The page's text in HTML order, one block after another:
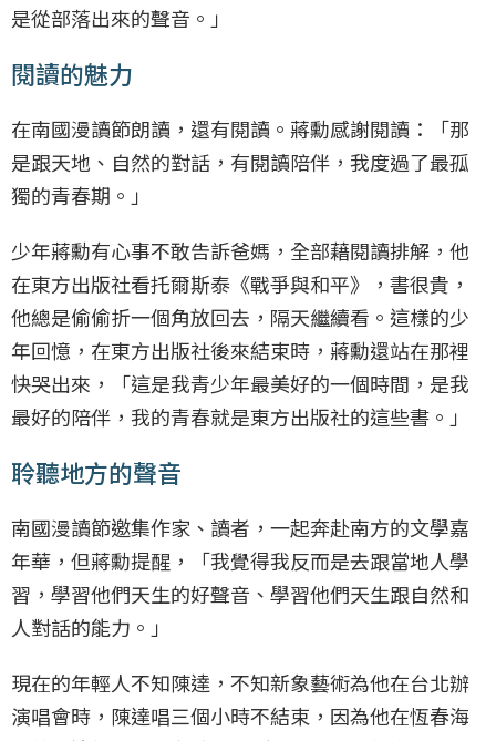
是從部落出來的聲音。」
閱讀的魅力
在南國漫讀節朗讀，還有閱讀。蔣勳感謝閱讀：「那
是跟天地、自然的對話，有閱讀陪伴，我度過了最孤
獨的青春期。」
少年蔣勳有心事不敢告訴爸媽，全部藉閱讀排解，他
在東方出版社看托爾斯泰《戰爭與和平》，書很貴，
他總是偷偷折一個角放回去，隔天繼續看。這樣的少
年回憶，在東方出版社後來結束時，蔣勳還站在那裡
快哭出來，「這是我青少年最美好的一個時間，是我
最好的陪伴，我的青春就是東方出版社的這些書。」
聆聽地方的聲音
南國漫讀節邀集作家、讀者，一起奔赴南方的文學嘉
年華，但蔣勳提醒，「我覺得我反而是去跟當地人學
習，學習他們天生的好聲音、學習他們天生跟自然和
人對話的能力。」
現在的年輕人不知陳達，不知新象藝術為他在台北辦
演唱會時，陳達唱三個小時不結束，因為他在恆春海